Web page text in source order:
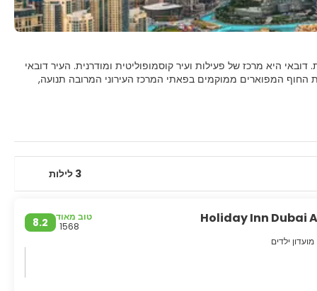
היא מרכז של פעילות ועיר קוסמופוליטית ומודרנית. העיר דובאי
החוף המפוארים ממוקמים בפאתי המרכז העירוני המרובה תנועה,
מחוץ לעיר העתיקה, הוא דוגמה נפלאה לארכיטקטורה איסלאמית
3 לילות
Holiday Inn Dubai
8.2
טוב מאוד
1568
מועדון ילדים